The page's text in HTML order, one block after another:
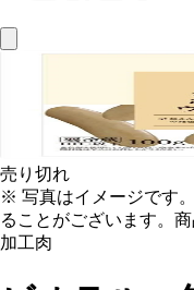
売り切れ
※ 写真はイメージです
ることがございます。
加工肉